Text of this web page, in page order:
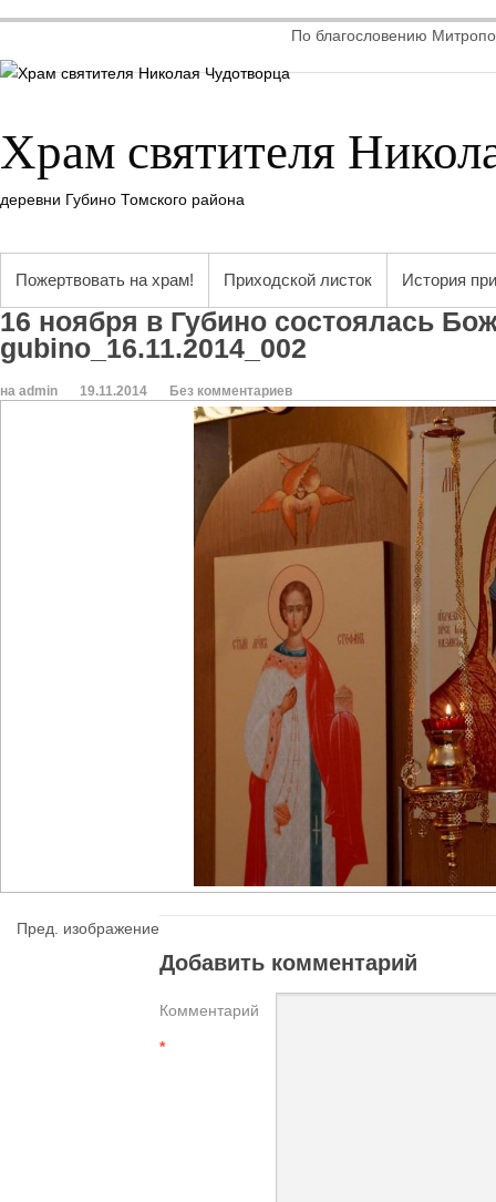
По благословению
Храм святителя
деревни Губино Томского района
Пожертвовать на храм! Приходской листок История
16 ноября в Губино состоялась
gubino_16.11.2014_002
на admin 19.11.2014 Без комментариев
Пред. изображение
Добавить комментарий
Комментарий
*